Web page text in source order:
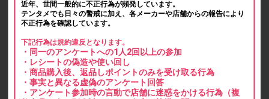
近年、世間一般的に不正行為が頻発しています。
テンタメでも日々の警戒に加え、各メーカーや店舗からの報告により
不正行為を確認しています。
下記行為は規約違反となります。
・同一のアンケートへの1人2回以上の参加
・レシートの偽造や使い回し
・商品購入後、返品しポイントのみを受け取る行為
・事実と異なる虚偽のアンケート回答
・アンケート参加時の言動で店舗に迷惑をかける行為（複